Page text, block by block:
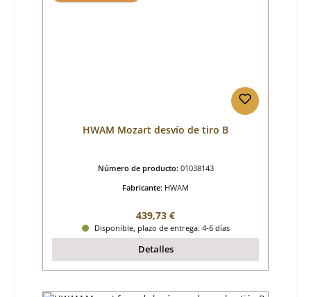
HWAM Mozart desvío de tiro B
Número de producto: 01038143
Fabricante: HWAM
Precio normal:
439,73 €
Disponible, plazo de entrega: 4-6 días
Detalles